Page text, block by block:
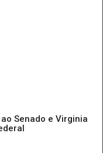
Senado e Virginia